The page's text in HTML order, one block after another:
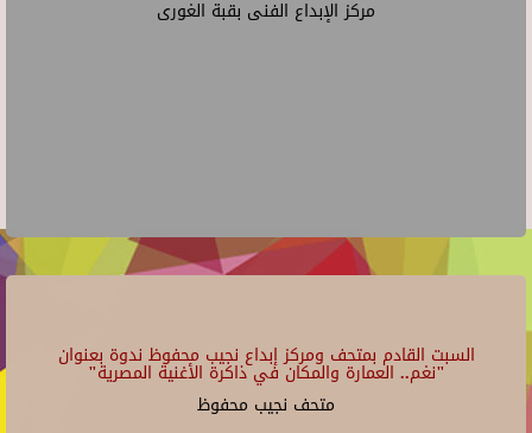
مركز الإبداع الفنى بقبة الغورى
السبت القادم بمتحف ومركز إبداع نجيب محفوظ ندوة بعنوان
"نغم.. العمارة والمكان في ذاكرة الأغنية المصرية"
متحف نجيب محفوظ